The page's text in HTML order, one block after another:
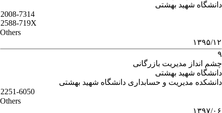
دانشگاه شهید بهشتی
2008-7314
2588-719X
Others
۱۳۹۵/۱۲
۹
چشم انداز مدیریت بازرگانی
دانشگاه شهید بهشتی
دانشکده مدیریت و حسابداری دانشگاه شهید بهشتی
2251-6050
Others
۱۳۹۷/۰۶